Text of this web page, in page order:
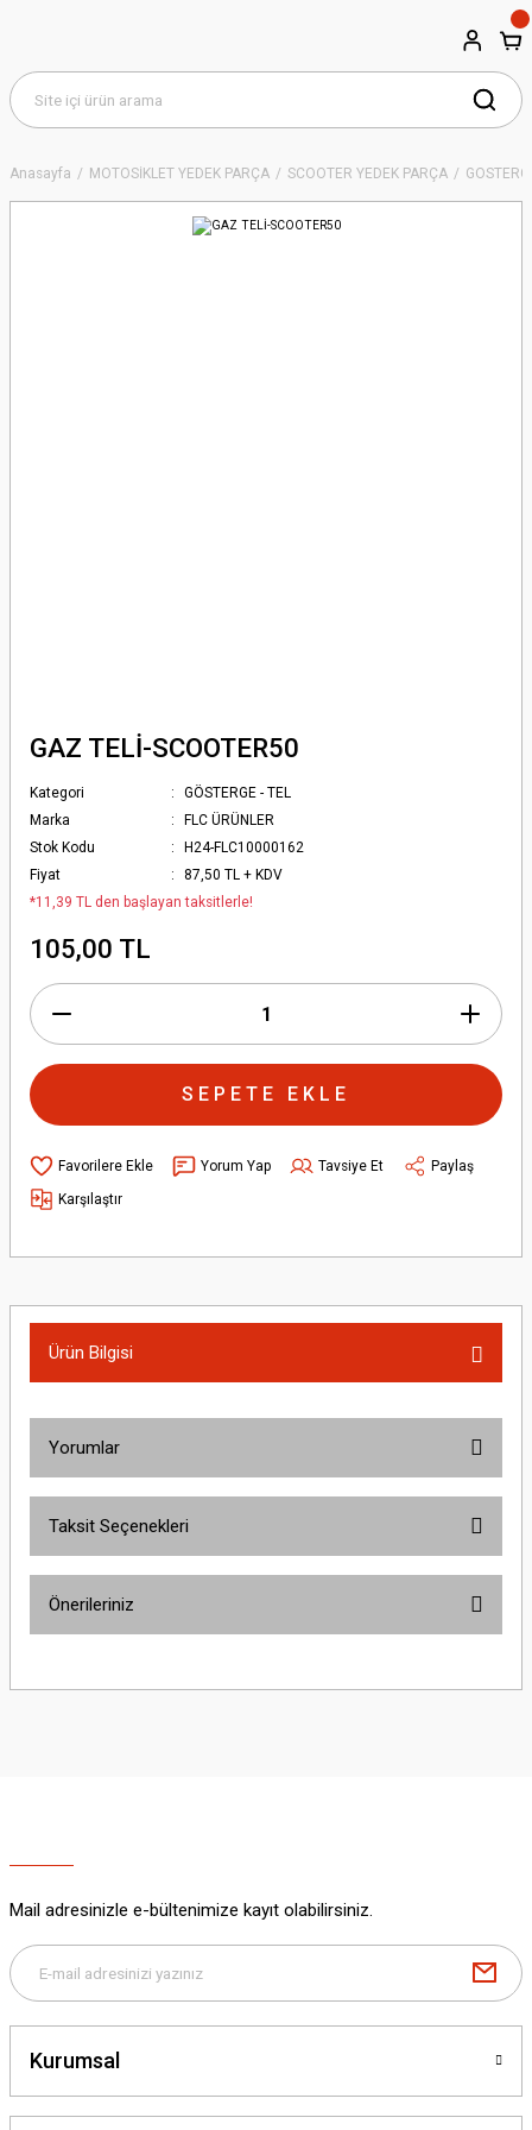
Anasayfa MOTOSİKLET YEDEK PARÇA SCOOTER YEDEK PARÇA
GAZ TELİ-SCOOTER50
Kategori
GÖSTERGE - TEL
Marka
FLC ÜRÜNLER
Stok Kodu
H24-FLC10000162
Fiyat
87,50 TL + KDV
*11,39 TL den başlayan taksitlerle!
105,00 TL
SEPETE EKLE
Yorum Yap Tavsiye Et
Paylaş
Karşılaştır
Ürün Bilgisi
Yorumlar
Taksit Seçenekleri
Önerileriniz
yetersiz gördüğünüz noktaları öneri formunu kullanarak tarafımıza
Bu ürüne benzer farklı alternatifler olmalı.
Mail adresinizle e-bültenimize kayıt olabilirsiniz.
Kurumsal